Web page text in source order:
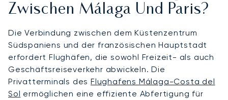
Zwischen Málaga Und Paris?
Die Verbindung zwischen dem Küstenzentrum
Südspaniens und der französischen Hauptstadt
erfordert Flughäfen, die sowohl Freizeit- als auch
Geschäftsreiseverkehr abwickeln. Die
Privatterminals desFlughafens Málaga-Costa del
Sol ermöglichen eine effiziente Abfertigung für